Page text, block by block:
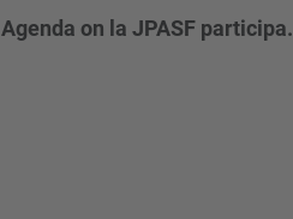
Agenda on la JPASF participa.